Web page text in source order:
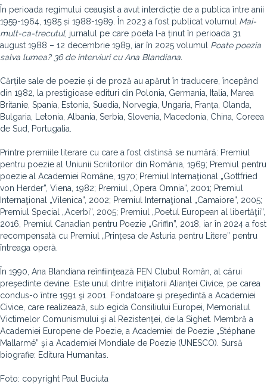
În perioada regimului ceaușist a avut interdicție de a publica între anii
1959-1964, 1985 și 1988-1989. În 2023 a fost publicat volumul Mai-
mult-ca-trecutul, jurnalul pe care poeta l-a ținut în perioada 31
august 1988 – 12 decembrie 1989, iar în 2025 volumul Poate poezia
salva lumea? 36 de interviuri cu Ana Blandiana.
Cărțile sale de poezie și de proză au apărut în traducere, începând
din 1982, la prestigioase edituri din Polonia, Germania, Italia, Marea
Britanie, Spania, Estonia, Suedia, Norvegia, Ungaria, Franța, Olanda,
Bulgaria, Letonia, Albania, Serbia, Slovenia, Macedonia, China, Coreea
de Sud, Portugalia.
Printre premiile literare cu care a fost distinsă se numără: Premiul
pentru poezie al Uniunii Scriitorilor din România, 1969; Premiul pentru
poezie al Academiei Române, 1970; Premiul Internaţional „Gottfried
von Herder”, Viena, 1982; Premiul „Opera Omnia”, 2001; Premiul
Internaţional „Vilenica”, 2002; Premiul Internaţional „Camaiore”, 2005;
Premiul Special „Acerbi”, 2005; Premiul „Poetul European al libertăţii”,
2016, Premiul Canadian pentru Poezie „Griffin”, 2018, iar în 2024 a fost
recompensată cu Premiul „Prințesa de Asturia pentru Litere” pentru
întreaga operă.
În 1990, Ana Blandiana reînﬁinţează PEN Clubul Român, al cărui
preşedinte devine. Este unul dintre iniţiatorii Alianţei Civice, pe carea
condus-o între 1991 şi 2001. Fondatoare şi preşedintă a Academiei
Civice, care realizează, sub egida Consiliului Europei, Memorialul
Victimelor Comunismului şi al Rezistenţei, de la Sighet. Membră a
Academiei Europene de Poezie, a Academiei de Poezie „Stéphane
Mallarmé” şi a Academiei Mondiale de Poezie (UNESCO). Sursă
biografie: Editura Humanitas.
Foto: copyright Paul Buciuta